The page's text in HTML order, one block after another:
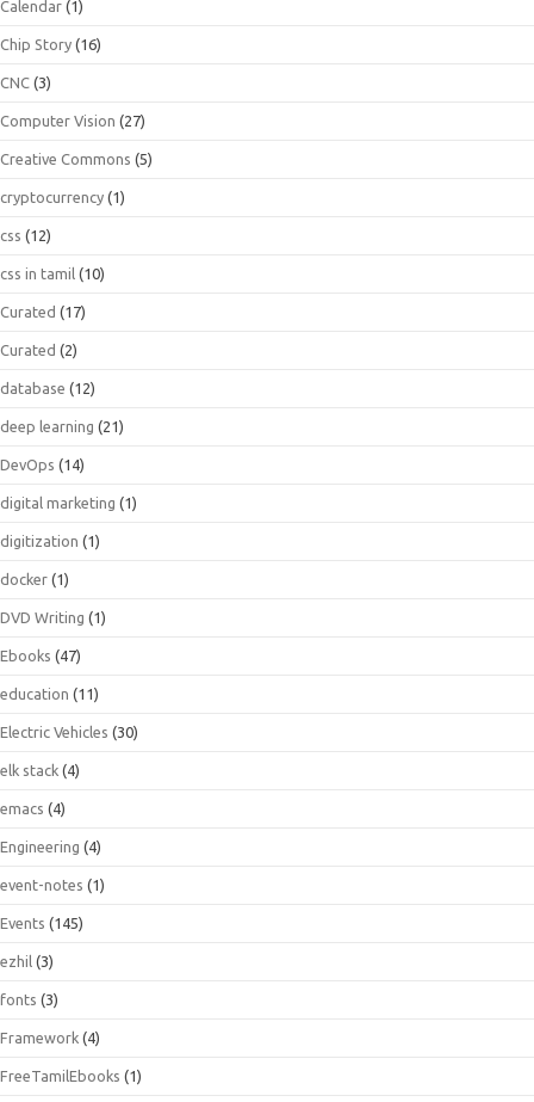
Calendar (1)
Chip Story (16)
CNC (3)
Computer Vision (27)
Creative Commons (5)
cryptocurrency (1)
css (12)
css in tamil (10)
Curated (17)
Curated (2)
database (12)
deep learning (21)
DevOps (14)
digital marketing (1)
digitization (1)
docker (1)
DVD Writing (1)
Ebooks (47)
education (11)
Electric Vehicles (30)
elk stack (4)
emacs (4)
Engineering (4)
event-notes (1)
Events (145)
ezhil (3)
fonts (3)
Framework (4)
FreeTamilEbooks (1)